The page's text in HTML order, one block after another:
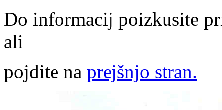
Do informacij poizkusite
ali
pojdite na prejšnjo stran.